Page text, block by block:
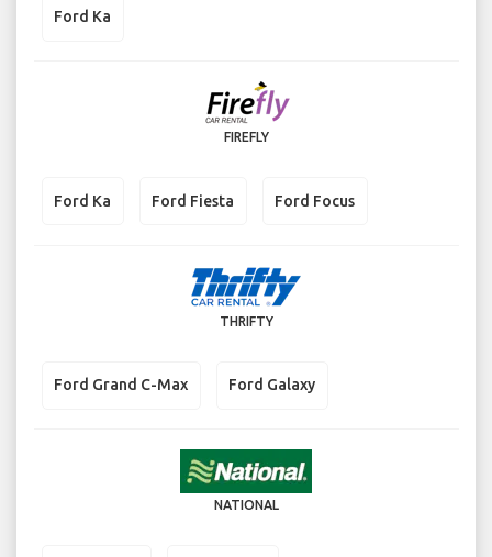
Ford Ka
FIREFLY
Ford Ka Ford Fiesta Ford Focus
THRIFTY
Ford Grand C-Max Ford Galaxy
NATIONAL